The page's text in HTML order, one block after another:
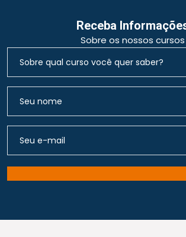
Receba
Sobre os nossos cursos